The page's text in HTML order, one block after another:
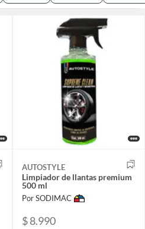
AUTOSTYLE
Limpiador de llantas premium
500 ml
Por SODIMAC
$ 8.990